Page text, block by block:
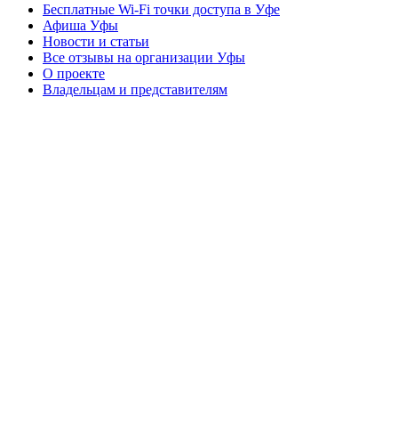
Бесплатные Wi-Fi точки доступа в Уфе
Афиша Уфы
Новости и статьи
Все отзывы на организации Уфы
О проекте
Владельцам и представителям